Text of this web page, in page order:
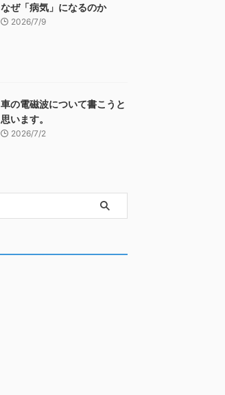
なぜ「病気」になるのか
2026/7/9
車の電磁波について書こうと
思います。
2026/7/2